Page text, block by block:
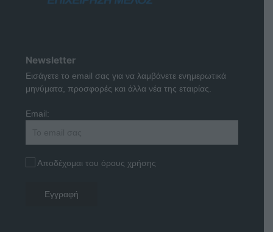
Newsletter
Εισάγετε το email σας για να λαμβάνετε ενημερωτικά
μηνύματα, προσφορές και άλλα νέα της εταιρίας.
Email:
Αποδέχομαι του όρους χρήσης